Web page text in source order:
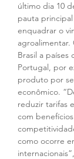
último dia 10
pauta
enquadrar o
Brasil a países
Portugal, por
produto por
econômico.
reduzir tarifas
com
como ocorre